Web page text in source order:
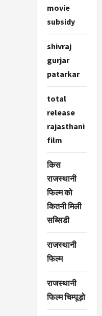
movie
subsidy
shivraj
gurjar
patarkar
total
release
rajasthani
film
किस
राजस्थानी
फिल्म को
कितनी मिली
सब्सिडी
राजस्थानी
फिल्म
राजस्थानी
फिल्म चिम्पूड़ो